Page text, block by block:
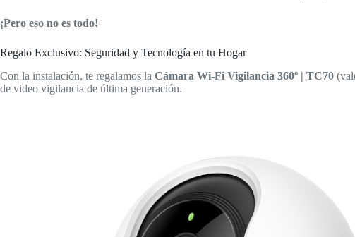
¡Pero eso no es todo!
Regalo Exclusivo: Seguridad y Tecnología en tu Hogar
Con la instalación, te regalamos la Cámara Wi-Fi Vigilancia 360º | TC70
de video vigilancia de última generación.